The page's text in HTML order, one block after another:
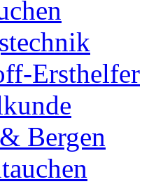
Ersthelfer
Bergen